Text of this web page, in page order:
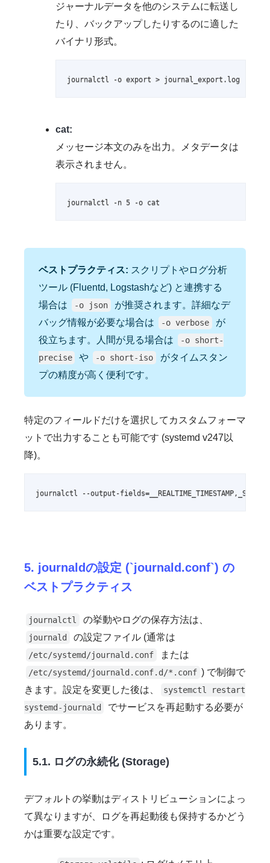
ジャーナルデータを他のシステムに転送し
たり、バックアップしたりするのに適した
バイナリ形式。
journalctl -o export > journal_export.log
cat:
メッセージ本文のみを出力。メタデータは
表示されません。
journalctl -n 5 -o cat
ベストプラクティス: スクリプトやログ分析
ツール (Fluentd, Logstashなど) と連携する
場合は
-o json
が推奨されます。詳細なデ
バッグ情報が必要な場合は
-o verbose
が
役立ちます。人間が見る場合は
-o short-
precise
や -o short-iso
がタイムスタン
プの精度が高く便利です。
特定のフィールドだけを選択してカスタムフォーマ
ットで出力することも可能です (systemd v247以
降)。
journalctl --output-
5. journaldの設定 (`journald.conf`) の
ベストプラクティス
journalctl の挙動やログの保存方法は、
journald の設定ファイル (通常は
/etc/systemd/journald.conf または
/etc/systemd/journald.conf.d/*.conf ) で制御で
きます。設定を変更した後は、
systemctl restart
systemd-journald
でサービスを再起動する必要が
あります。
5.1. ログの永続化 (Storage)
デフォルトの挙動はディストリビューションによっ
て異なりますが、ログを再起動後も保持するかどう
かは重要な設定です。